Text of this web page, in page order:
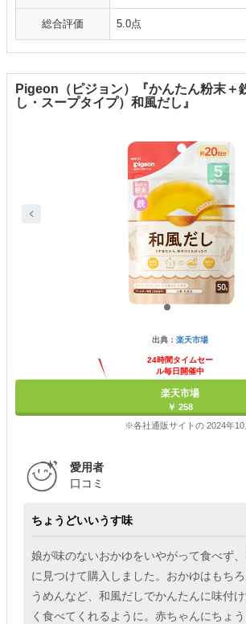
総合評価 5.0点
Pigeon（ピジョン）『かんたん粉末＋
し・スープタイプ）和風だし』
出典： 楽天市場
24時間タイムセー
ル毎日開催中
楽天市場
￥ 258
※各社通販サイトの 2024年
愛用者
口コミ
ちょうどいいうす味
娘が味のないおかゆをいやがって食べず
に見つけて購入しました。おかゆはもち
うめんなど、和風だしでかんたんに味付
く食べてくれるように。赤ちゃんにちょ